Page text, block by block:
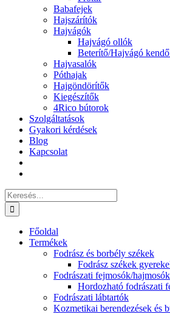
Babafejek
Hajszárítók
Hajvágók
Hajvágó ollók
Beterítő/Hajvágó
Hajvasalók
Póthajak
Hajgöndörítők
Kiegészítők
4Rico bútorok
Szolgáltatások
Gyakori kérdések
Blog
Kapcsolat
Keresés...
Főoldal
Termékek
Fodrász és borbély székek
Fodrász székek
Fodrászati fejmosók/hajmosók
Hordozható fodrászati
Fodrászati lábtartók
Kozmetikai berendezések és